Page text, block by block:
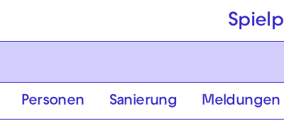
Zum Hauptinhalt
Personen Sanierung Meldungen